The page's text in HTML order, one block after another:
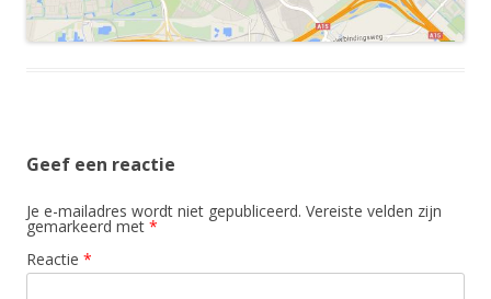
Geef een reactie
Je e-mailadres wordt niet gepubliceerd. Vereiste velden zijn
gemarkeerd met *
Reactie *